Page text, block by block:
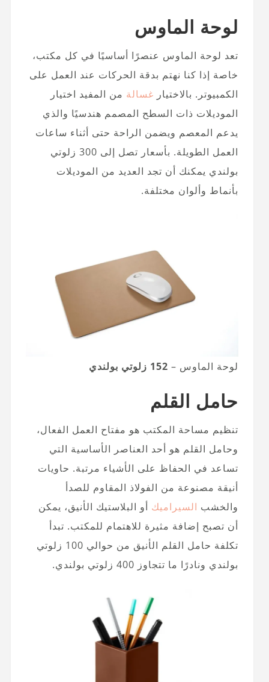
لوحة الماوس
تعد لوحة الماوس عنصرًا أساسيًا في كل مكتب،
خاصة إذا كنا نهتم بدقة الحركات عند العمل على
الكمبيوتر. بالاختيار غسالة من المفيد اختيار
الموديلات ذات السطح المصمم هندسيًا والذي
يدعم المعصم ويضمن الراحة حتى أثناء ساعات
العمل الطويلة. بأسعار تصل إلى 300 زلوتي
بولندي يمكنك أن تجد العديد من الموديلات
بأنماط وألوان مختلفة.
لوحة الماوس – 152 زلوتي بولندي
حامل القلم
تنظيم مساحة المكتب هو مفتاح العمل الفعال،
وحامل القلم هو أحد العناصر الأساسية التي
تساعد في الحفاظ على الأشياء مرتبة. حاويات
أنيقة مصنوعة من الفولاذ المقاوم للصدأ
والخشب السيراميك أو البلاستيك الأنيق، يمكن
أن تصبح إضافة مثيرة للاهتمام للمكتب. تبدأ
تكلفة حامل القلم الأنيق من حوالي 100 زلوتي
بولندي ونادرًا ما تتجاوز 400 زلوتي بولندي.